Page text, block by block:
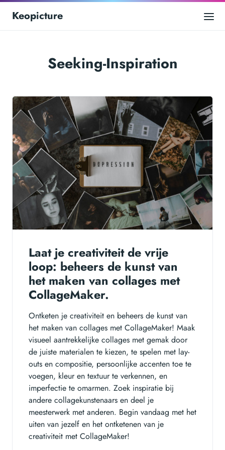
Keopicture
Seeking-Inspiration
Laat je creativiteit de vrije
loop: beheers de kunst van
het maken van collages met
CollageMaker.
Ontketen je creativiteit en beheers de kunst van
het maken van collages met CollageMaker! Maak
visueel aantrekkelijke collages met gemak door
de juiste materialen te kiezen, te spelen met lay-
outs en compositie, persoonlijke accenten toe te
voegen, kleur en textuur te verkennen, en
imperfectie te omarmen. Zoek inspiratie bij
andere collagekunstenaars en deel je
meesterwerk met anderen. Begin vandaag met het
uiten van jezelf en het ontketenen van je
creativiteit met CollageMaker!